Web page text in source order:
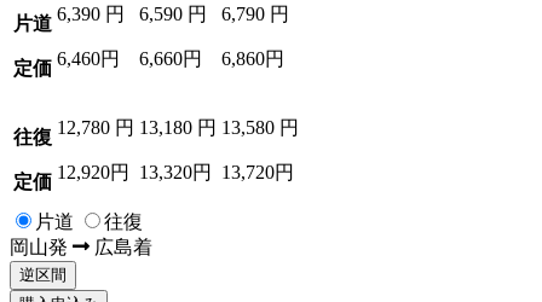
片道
定価
6,390 円
6,460円
6,590 円
6,660円
6,790 円
6,860円
往復
定価
12,780 円
12,920円
13,180 円
13,320円
13,580 円
13,720円
片道
往復
岡山発 広島着
逆区間